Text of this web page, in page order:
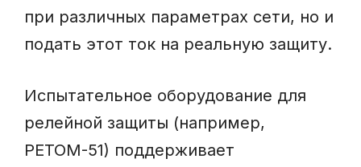
при различных параметрах сети, но и
подать этот ток на реальную защиту.
Испытательное оборудование для
релейной защиты (например,
РЕТОМ-51) поддерживает